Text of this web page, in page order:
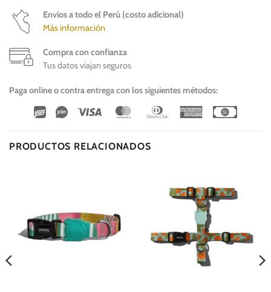
Envíos a todo el Perú (costo adicional)
Más información
Compra con confianza
Tus datos viajan seguros
Paga online o contra entrega con los siguientes métodos:
Wirecard
Vipps Visa MasterCardDinners
American
PRODUCTOS RELACIONADOS